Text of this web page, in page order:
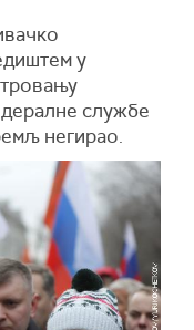
у
службе
негирао.